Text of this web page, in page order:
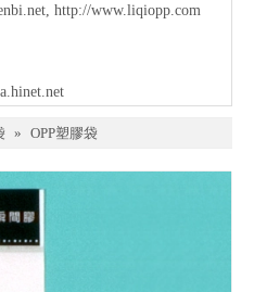
http://www.liqiopp.com
» OPP塑膠袋